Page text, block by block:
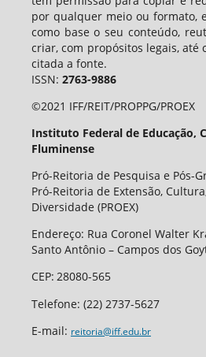
por qualquer meio ou formato,
como base o seu conteúdo,
criar, com propósitos legais, até
citada a fonte.
ISSN: 2763-9886
©2021 IFF/REIT/PROPPG/PROEX
Instituto Federal de Educação,
Fluminense
Pró-Reitoria de Pesquisa e Pós-
Pró-Reitoria de Extensão,
Diversidade (PROEX)
Endereço: Rua Coronel Walter
Santo Antônio – Campos dos
CEP: 28080-565
Telefone: (22) 2737-5627
E-mail: reitoria@iff.edu.br